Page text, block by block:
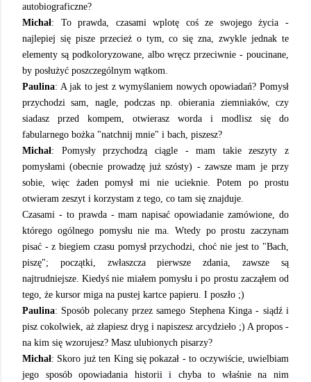
autobiograficzne?
Michał: To prawda, czasami wplotę coś ze swojego życia -
najlepiej się pisze przecież o tym, co się zna, zwykle jednak te
elementy są podkoloryzowane, albo wręcz przeciwnie - poucinane,
by posłużyć poszczególnym wątkom.
Paulina: A jak to jest z wymyślaniem nowych opowiadań? Pomysł
przychodzi sam, nagle, podczas np. obierania ziemniaków, czy
siadasz przed kompem, otwierasz worda i modlisz się do
fabularnego bożka "natchnij mnie" i bach, piszesz?
Michał: Pomysły przychodzą ciągle - mam takie zeszyty z
pomysłami (obecnie prowadzę już szósty) - zawsze mam je przy
sobie, więc żaden pomysł mi nie ucieknie. Potem po prostu
otwieram zeszyt i korzystam z tego, co tam się znajduje.
Czasami - to prawda - mam napisać opowiadanie zamówione, do
którego ogólnego pomysłu nie ma. Wtedy po prostu zaczynam
pisać - z biegiem czasu pomysł przychodzi, choć nie jest to "Bach,
piszę"; początki, zwłaszcza pierwsze zdania, zawsze są
najtrudniejsze. Kiedyś nie miałem pomysłu i po prostu zacząłem od
tego, że kursor miga na pustej kartce papieru. I poszło ;)
Paulina: Sposób polecany przez samego Stephena Kinga - siądź i
pisz cokolwiek, aż złapiesz dryg i napiszesz arcydzieło ;) A propos -
na kim się wzorujesz? Masz ulubionych pisarzy?
Michał: Skoro już ten King się pokazał - to oczywiście, uwielbiam
jego sposób opowiadania historii i chyba to właśnie na nim